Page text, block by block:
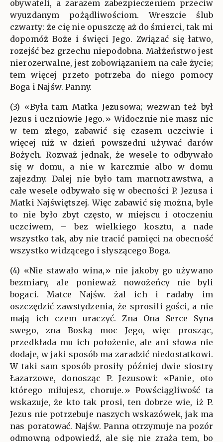
obywateli, a zarazem zabezpieczeniem przeciw
wyuzdanym pożądliwościom. Wreszcie ślub
czwarty: że cię nie opuszczę aż do śmierci, tak mi
dopomóż Boże i święci Jego. Związać się łatwo,
rozejść bez grzechu niepodobna. Małżeństwo jest
nierozerwalne, jest zobowiązaniem na całe życie;
tem więcej przeto potrzeba do niego pomocy
Boga i Najśw. Panny.
(3) «Była tam Matka Jezusowa; wezwan też był
Jezus i uczniowie Jego.» Widocznie nie masz nic
w tem złego, zabawić się czasem uczciwie i
więcej niż w dzień powszedni używać darów
Bożych. Rozważ jednak, że wesele to odbywało
się w domu, a nie w karczmie albo w domu
zajezdny. Dalej nie było tam marnotrawstwa, a
całe wesele odbywało się w obecności P. Jezusa i
Matki Najświętszej. Więc zabawić się można, byle
to nie było zbyt często, w miejscu i otoczeniu
uczciwem, – bez wielkiego kosztu, a nade
wszystko tak, aby nie tracić pamięci na obecność
wszystko widzącego i słyszącego Boga.
(4) «Nie stawało wina,» nie jakoby go używano
bezmiary, ale ponieważ nowożeńcy nie byli
bogaci. Matce Najśw. żal ich i radaby im
oszczędzić zawstydzenia, że sprosili gości, a nie
mają ich czem uraczyć. Zna Ona Serce Syna
swego, zna Boską moc Jego, więc prosząc,
przedkłada mu ich położenie, ale ani słowa nie
dodaje, w jaki sposób ma zaradzić niedostatkowi.
W taki sam sposób prosiły później dwie siostry
Łazarzowe, donosząc P. Jezusowi: «Panie, oto
którego miłujesz, choruje.» Powściągliwość ta
wskazuje, że kto tak prosi, ten dobrze wie, iż P.
Jezus nie potrzebuje naszych wskazówek, jak ma
nas poratować. Najśw. Panna otrzymuje na pozór
odmowną odpowiedź, ale się nie zraża tem, bo